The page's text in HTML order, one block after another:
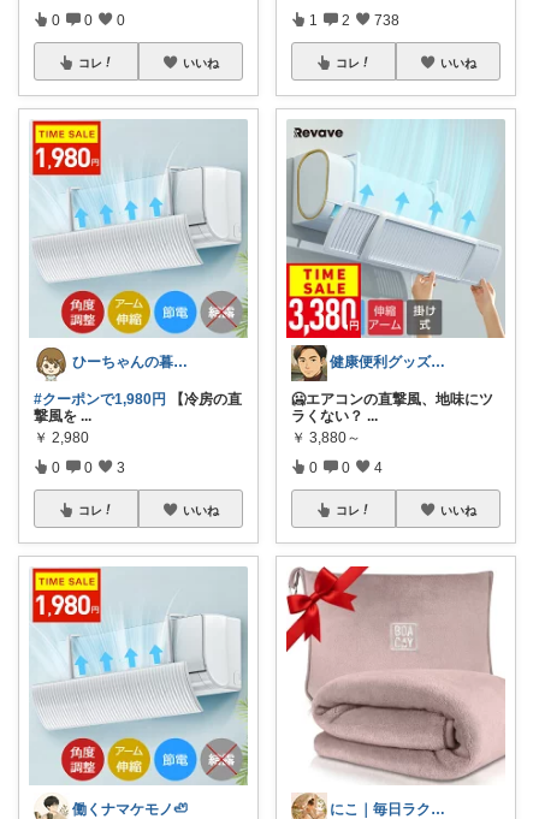
0 0 0
コレ いいね
ひーちゃんの暮らしと服ROOM🌷
#クーポンで1,980円 【冷房の直
撃風を ...
￥ 2,980
0 0 3
コレ いいね
働くナマケモノ🦥
1 2 738
コレ いいね
健康便利グッズYosh🩺
🥶エアコンの直撃風、地味にツ
ラくない？ ...
￥ 3,880～
0 0 4
コレ いいね
にこ｜毎日ラクに🍀